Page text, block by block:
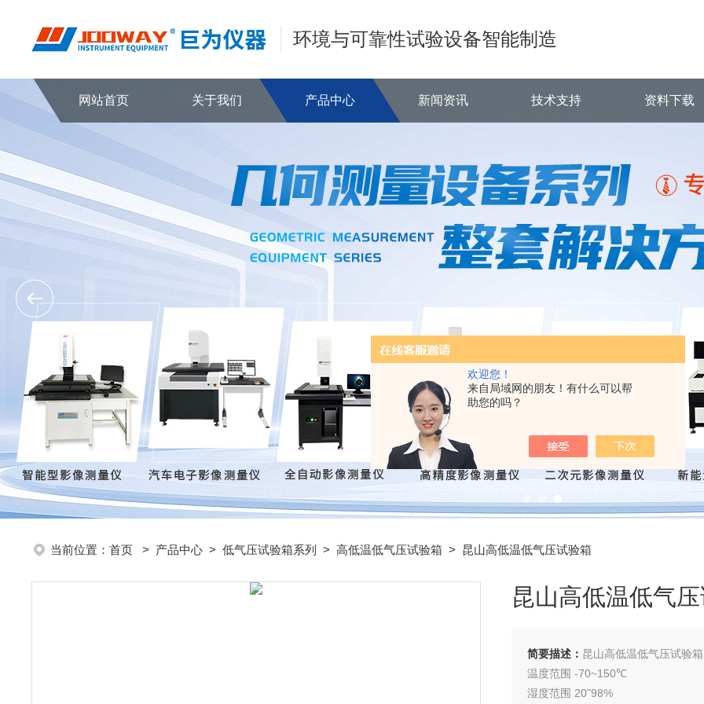
欢迎您！
来自局域网的朋友！有什么可以帮
助您的吗？
环境与可靠性试验设备智能制造
网站首页 关于我们 产品中心 新闻资讯 技术支持 资料下载
当前位置： 首页 > 产品中心 > 低气压试验箱系列 > 高低温低气压试验箱 > 昆山高低温低气压试验箱
昆山高低温低气
简要描述： 昆山高低温低气压试验箱
温度范围 -70~150℃
湿度范围 20˜98%